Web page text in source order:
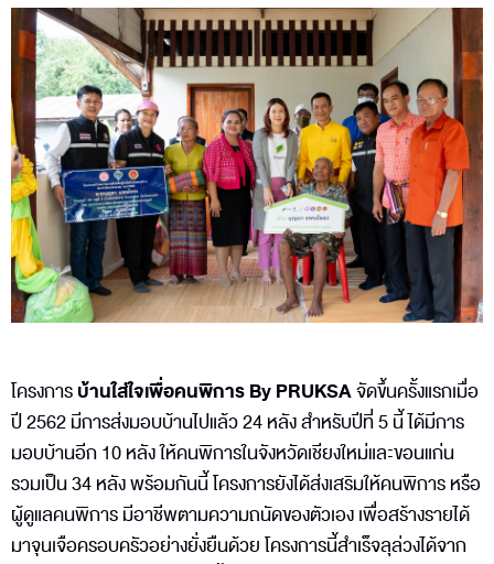
โครงการบ้านใส่ใจเพื่อคนพิการ By PRUKSAจัดขึ้นครั้งแรกเมื่อ
ปี 2562 มีการส่งมอบบ้านไปแล้ว 24 หลัง สำหรับปีที่ 5 นี้ ได้มีการ
มอบบ้านอีก 10 หลัง ให้คนพิการในจังหวัดเชียงใหม่และขอนแก่น
รวมเป็น 34 หลัง พร้อมกันนี้ โครงการยังได้ส่งเสริมให้คนพิการ หรือ
ผู้ดูแลคนพิการ มีอาชีพตามความถนัดของตัวเอง เพื่อสร้างรายได้
มาจุนเจือครอบครัวอย่างยั่งยืนด้วย โครงการนี้สำเร็จลุล่วงได้จาก